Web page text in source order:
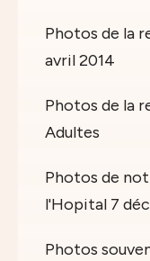
Photos de la
avril 2014
Photos de la
Adultes
Photos de
l'Hopital 7
Photos